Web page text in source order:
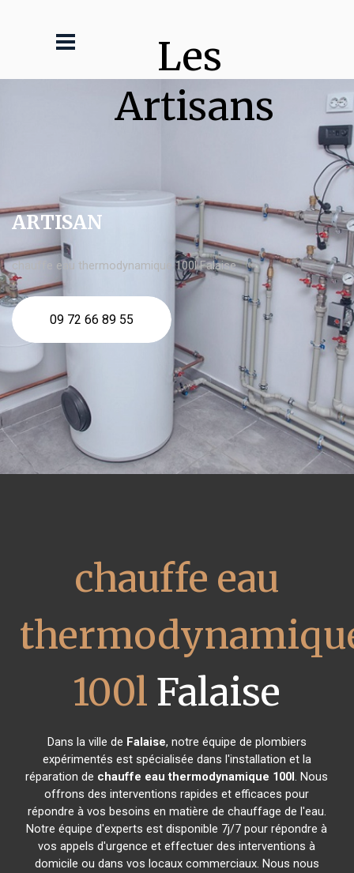
Les
Artisans
ARTISAN
chauffe eau thermodynamique 100l Falaise
09 72 66 89 55
chauffe eau
100l Falaise
Dans la ville de Falaise, notre équipe de plombiers
expérimentés est spécialisée dans l'installation et la
réparation de chauffe eau thermodynamique 100l. Nous
offrons des interventions rapides et efficaces pour
répondre à vos besoins en matière de chauffage de l'eau.
Notre équipe d'experts est disponible 7j/7 pour répondre à
vos appels d'urgence et effectuer des interventions à
domicile ou dans vos locaux commerciaux. Nous nous